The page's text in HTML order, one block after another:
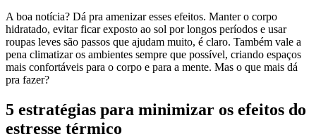
A boa notícia? Dá pra amenizar esses efeitos. Manter o corpo
hidratado, evitar ficar exposto ao sol por longos períodos e usar
roupas leves são passos que ajudam muito, é claro. Também vale a
pena climatizar os ambientes sempre que possível, criando espaços
mais confortáveis para o corpo e para a mente. Mas o que mais dá
pra fazer?
5 estratégias para minimizar os efeitos do
estresse térmico